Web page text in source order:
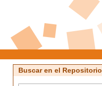
Buscar en el Repositorio